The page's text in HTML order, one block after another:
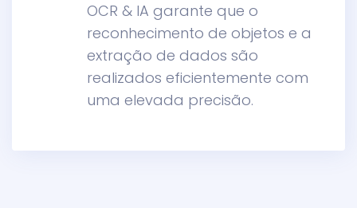
OCR & IA garante que o
reconhecimento de objetos e a
extração de dados são
realizados eficientemente com
uma elevada precisão.